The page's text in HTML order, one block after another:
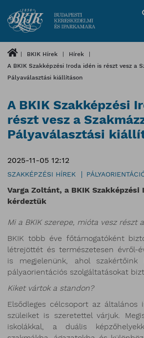
BKIK Hírek
Hírek
A BKIK Szakképzési Iroda idén is részt vesz a
Pályaválasztási kiállításon
A BKIK Szakképzési
részt vesz a
Pályaválasztási
2025-11-05 12:12
SZAKKÉPZÉSI HÍREK
Varga Zoltánt, a BKIK
kérdeztük
Mi a BKIK szerepe, mióta vesz részt
BKIK több éve főtámogatóként
létrejöttét és természetesen évről-
is megjelenünk, ahol szakértőink
pályaorientációs szolgáltatásokat
Kiket vártok a standon?
Elsődleges célcsoport az általános
szüleiket is szeretettel várjuk.
iskolákkal, a duális